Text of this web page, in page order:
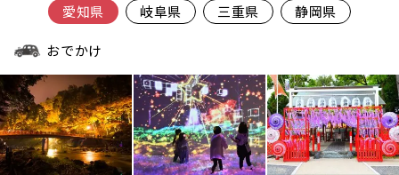
愛知県 岐阜県 三重県 静岡県
おでかけ